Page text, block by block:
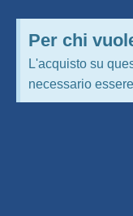
Per chi
L'acquisto su
necessario